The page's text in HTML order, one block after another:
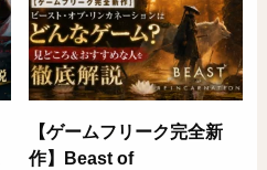
【ゲームフリーク完全新
作】Beast of